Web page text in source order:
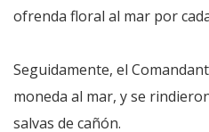
ofrenda floral al mar por
Seguidamente, el
moneda al mar, y se
salvas de cañón.